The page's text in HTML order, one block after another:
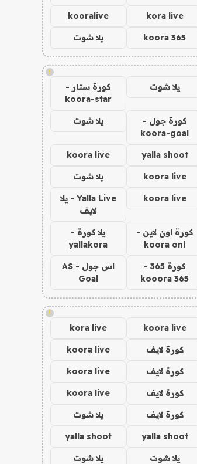
kora live
kooralive
koora 365 يلا شوت
!
يلا شوت
كورة ستار -
koora-star
كورة جول -
koora-goal
يلا شوت
yalla shoot
koora live
koora live يلا شوت
koora live
Yalla Live - يلا
لايف
كورة اون لاين -
koora onl
يلا كورة -
yallakora
كورة 365 -
kooora 365
اس جول - AS
Goal
!
koora live
kora live
كورة لايف koora live
كورة لايف koora live
كورة لايف koora live
كورة لايف يلا شوت
yalla shoot
yalla shoot
يلا شوت يلا شوت